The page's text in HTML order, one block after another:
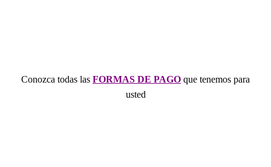
Conozca todas las FORMAS DE PAGO que tenemos para
usted